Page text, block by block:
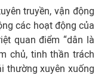
truyền, vận động
các hoạt động của
quan điểm “dân là
chủ, tinh thần trách
thường xuyên xuống